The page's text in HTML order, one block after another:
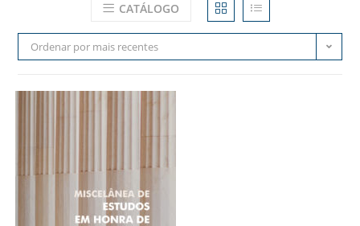
CATÁLOGO
Ordenar por mais recentes